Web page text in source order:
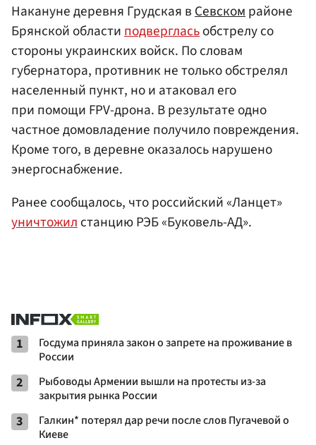
Накануне деревня Грудская вСевскомрайоне
Брянской областиподвергласьобстрелу со
стороны украинских войск. По словам
губернатора, противник не только обстрелял
населенный пункт, но и атаковал его
при помощи FPV-дрона. В результате одно
частное домовладение получило повреждения.
Кроме того, в деревне оказалось нарушено
энергоснабжение.
Ранее сообщалось, что российский «Ланцет»
уничтожилстанцию РЭБ «Буковель-АД».
1
Госдума приняла закон о запрете на проживание в
России
2
Рыбоводы Армении вышли на протесты из-за
закрытия рынка России
3
Галкин* потерял дар речи после слов Пугачевой о
Киеве